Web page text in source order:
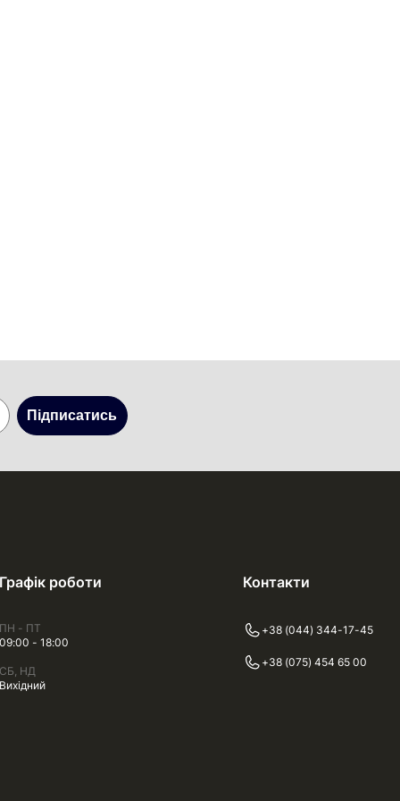
Підписатись
Графік роботи
ПН - ПТ
09:00 - 18:00
СБ, НД
Вихідний
Контакти
+38 (044) 344-17-45
+38 (075) 454 65 00